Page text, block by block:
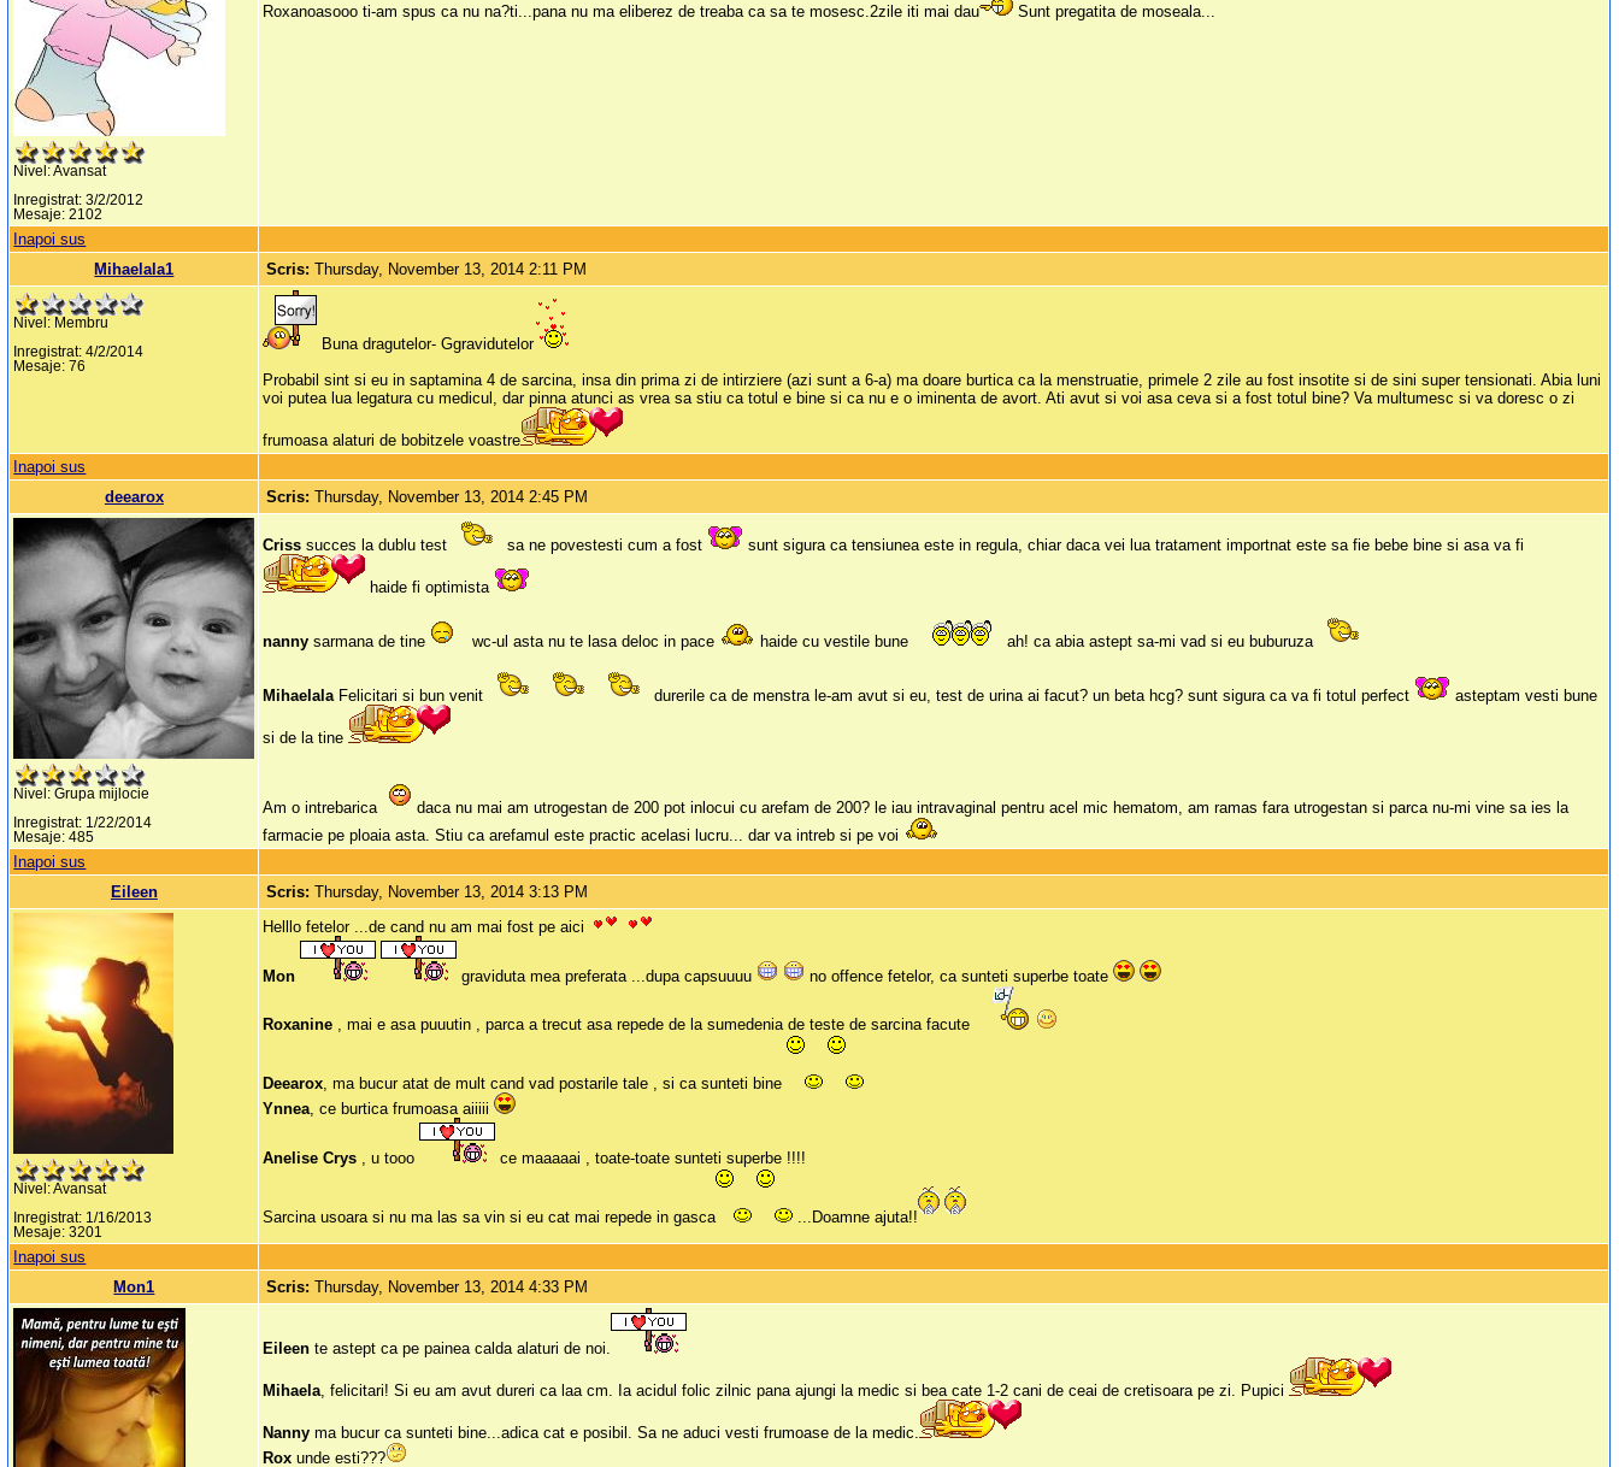
Nivel: Avansat
Inregistrat: 3/2/2012
Mesaje: 2102
Roxanoasooo ti-am spus ca nu na?ti...pana nu ma eliberez de treaba ca sa te mosesc.2zile iti mai dau
Sunt pregatita de moseala...
Inapoi sus
Mihaelala1
Scris:Thursday, November 13, 2014 2:11 PM
Nivel: Membru
Inregistrat: 4/2/2014
Mesaje: 76
Buna dragutelor- Ggravidutelor
Probabil sint si eu in saptamina 4 de sarcina, insa din prima zi de intirziere (azi sunt a 6-a) ma doare burtica ca la menstruatie, primele 2 zile au fost insotite si de sini super tensionati. Abia luni
voi putea lua legatura cu medicul, dar pinna atunci as vrea sa stiu ca totul e bine si ca nu e o iminenta de avort. Ati avut si voi asa ceva si a fost totul bine? Va multumesc si va doresc o zi
frumoasa alaturi de bobitzele voastre
Inapoi sus
deearox
Scris:Thursday, November 13, 2014 2:45 PM
Nivel: Grupa mijlocie
Inregistrat: 1/22/2014
Mesaje: 485
Criss succes la dublu test sa ne povestesti cum a fost sunt sigura ca tensiunea este in regula, chiar daca vei lua tratament importnat este sa fie bebe bine si asa va fi
haide fi optimista
nanny sarmana de tine wc-ul asta nu te lasa deloc in pace haide cu vestile bune ah! ca abia astept sa-mi vad si eu buburuza
MihaelalaFelicitari si bun venit durerile ca de menstra le-am avut si eu, test de urina ai facut? un beta hcg? sunt sigura ca va fi totul perfect asteptam vesti bune
si de la tine
Am o intrebarica
daca nu mai am utrogestan de 200 pot inlocui cu arefam de 200? le iau intravaginal pentru acel mic hematom, am ramas fara utrogestan si parca nu-mi vine sa ies la
farmacie pe ploaia asta. Stiu ca arefamul este practic acelasi lucru... dar va intreb si pe voi
Inapoi sus
Eileen
Scris:Thursday, November 13, 2014 3:13 PM
Nivel: Avansat
Inregistrat: 1/16/2013
Mesaje: 3201
Helllo fetelor ...de cand nu am mai fost pe aici
Mon graviduta mea preferata ...dupa capsuuuu no offence fetelor, ca sunteti superbe toate
Roxanine , mai e asa puuutin , parca a trecut asa repede de la sumedenia de teste de sarcina facute
Deearox, ma bucur atat de mult cand vad postarile tale , si ca sunteti bine
Ynnea, ce burtica frumoasa aiiiii
Anelise Crys , u tooo ce maaaaai , toate-toate sunteti superbe !!!!
Sarcina usoara si nu ma las sa vin si eu cat mai repede in gasca ...Doamne ajuta!!
Inapoi sus
Mon1
Scris:Thursday, November 13, 2014 4:33 PM
Eileen te astept ca pe painea calda alaturi de noi.
Mihaela, felicitari! Si eu am avut dureri ca laa cm. Ia acidul folic zilnic pana ajungi la medic si bea cate 1-2 cani de ceai de cretisoara pe zi. Pupici
Nanny ma bucur ca sunteti bine...adica cat e posibil. Sa ne aduci vesti frumoase de la medic.
Rox unde esti???